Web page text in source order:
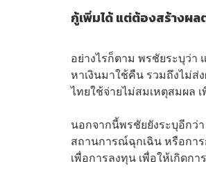
กู้เพิ่มได้ แต่ต้องสร้างผ
อย่างไรก็ตาม พรชัยระบุว่า
หาเงินมาใช้คืน รวมถึงไม่ส่
ไทยใช้จ่ายไม่สมเหตุสมผล
นอกจากนี้พรชัยยังระบุอีกว่
สถานการณ์ฉุกเฉิน หรือกา
เพื่อการลงทุน เพื่อให้เกิดก